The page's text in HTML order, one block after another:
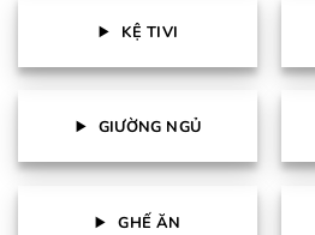
KỆ TIVI
GIƯỜNG NGỦ
GHẾ ĂN